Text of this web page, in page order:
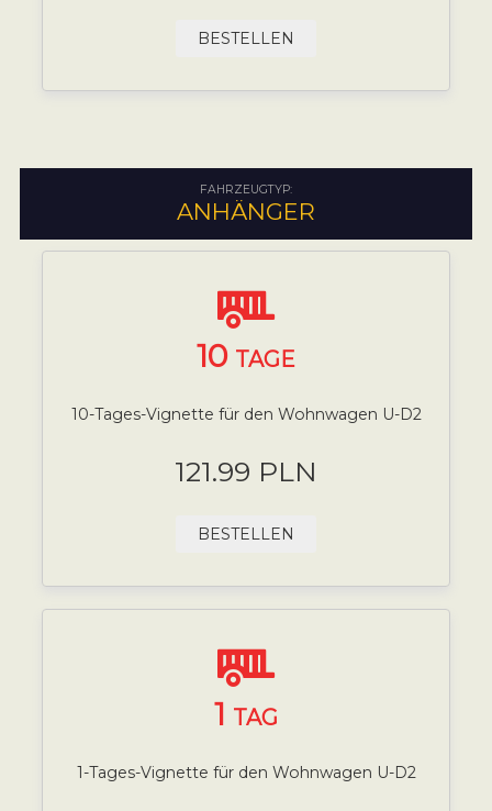
BESTELLEN
FAHRZEUGTYP:
ANHÄNGER
10 TAGE
10-Tages-Vignette für den Wohnwagen U-D2
121.99 PLN
BESTELLEN
1 TAG
1-Tages-Vignette für den Wohnwagen U-D2